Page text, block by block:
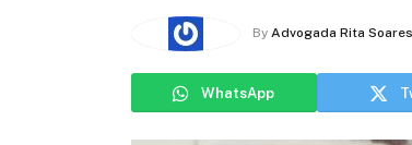
By Advogada Rita Soares
WhatsApp